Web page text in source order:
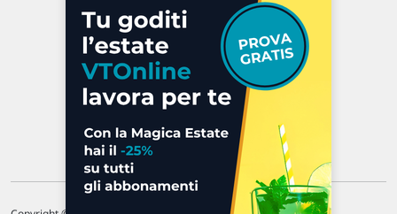
Chi siamo
Commenti e segnalazioni
Contattaci